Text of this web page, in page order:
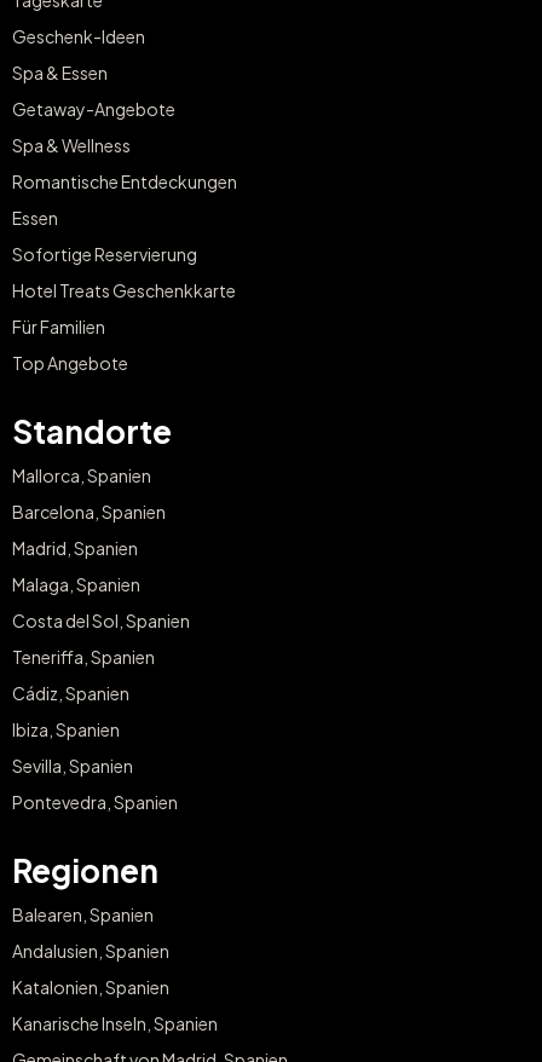
Geschenk-Ideen
Spa & Essen
Getaway-Angebote
Spa & Wellness
Romantische Entdeckungen
Essen
Sofortige Reservierung
Hotel Treats Geschenkkarte
Für Familien
Top Angebote
Standorte
Mallorca, Spanien
Barcelona, Spanien
Madrid, Spanien
Malaga, Spanien
Costa del Sol, Spanien
Teneriffa, Spanien
Cádiz, Spanien
Ibiza, Spanien
Sevilla, Spanien
Pontevedra, Spanien
Regionen
Balearen, Spanien
Andalusien, Spanien
Katalonien, Spanien
Kanarische Inseln, Spanien